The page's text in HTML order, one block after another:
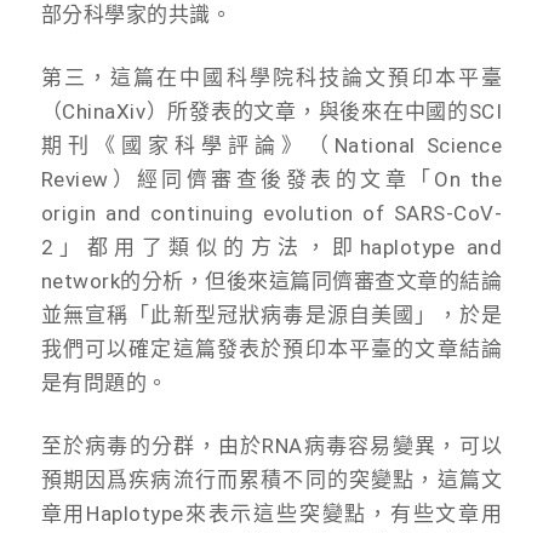
部分科學家的共識。
第三，這篇在中國科學院科技論文預印本平臺
（ChinaXiv）所發表的文章，與後來在中國的SCI
期刊《國家科學評論》（National Science
Review）經同儕審查後發表的文章「On the
origin and continuing evolution of SARS-CoV-
2」都用了類似的方法，即haplotype and
network的分析，但後來這篇同儕審查文章的結論
並無宣稱「此新型冠狀病毒是源自美國」，於是
我們可以確定這篇發表於預印本平臺的文章結論
是有問題的。
至於病毒的分群，由於RNA病毒容易變異，可以
預期因爲疾病流行而累積不同的突變點，這篇文
章用Haplotype來表示這些突變點，有些文章用